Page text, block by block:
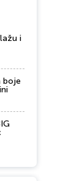
i
boje